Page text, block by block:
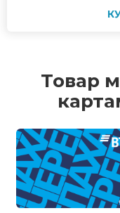
Товар